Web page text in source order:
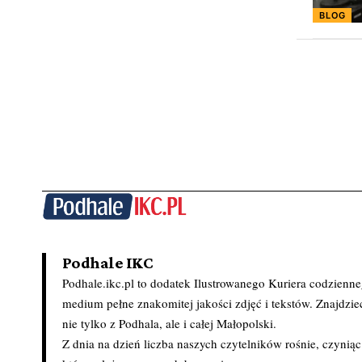
BLOG
Podhale IKC
Podhale.ikc.pl to dodatek Ilustrowanego Kuriera
medium pełne znakomitej jakości zdjęć i tekstów.
nie tylko z Podhala, ale i całej Małopolski.
Z dnia na dzień liczba naszych czytelników rośnie,